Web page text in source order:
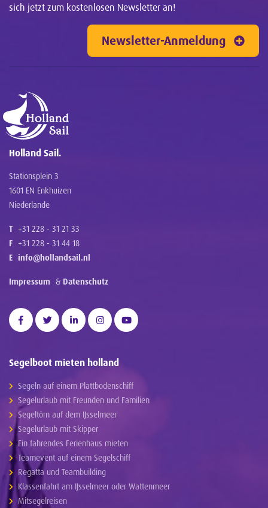
sich jetzt zum kostenlosen Newsletter an!
Newsletter-Anmeldung
Holland Sail.
Stationsplein 3
1601 EN Enkhuizen
Niederlande
T +31 228 - 31 21 33
F +31 228 - 31 44 18
E info@hollandsail.nl
Impressum & Datenschutz
Segelboot mieten holland
Segeln auf einem Plattbodenschiff
Segelurlaub mit Freunden und Familien
Segeltörn auf dem IJsselmeer
Segelurlaub mit Skipper
Ein fahrendes Ferienhaus mieten
Teamevent auf einem Segelschiff
Regatta und Teambuilding
Klassenfahrt am IJsselmeer oder Wattenmeer
Mitsegelreisen